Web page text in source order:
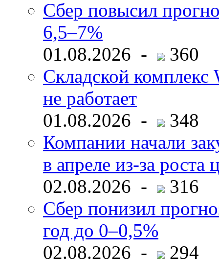
Сбер повысил
6,5–7%
01.08.2026 -
360
Складской комплекс
не работает
01.08.2026 -
348
Компании начали
в апреле из-за роста
02.08.2026 -
316
Сбер понизил
год до 0–0,5%
02.08.2026 -
294